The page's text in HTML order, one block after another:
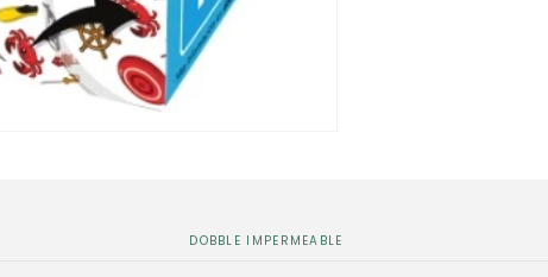
DOBBLE IMPERMEABLE